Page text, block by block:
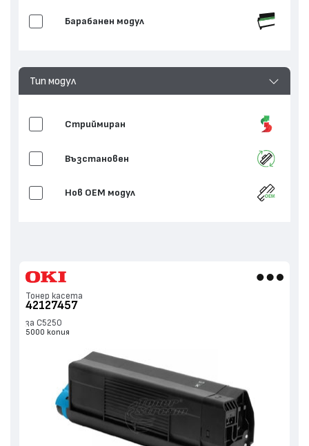
Барабанен модул
Тип модул
Стриймиран
Възстановен
Нов ОЕМ модул
Тонер касета
42127457
за C5250
5000 копия